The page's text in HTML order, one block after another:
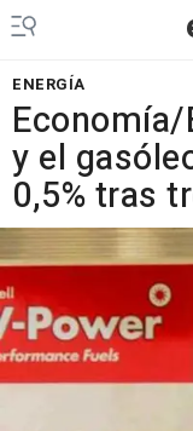
ENERGÍA
y el
0,5% tras